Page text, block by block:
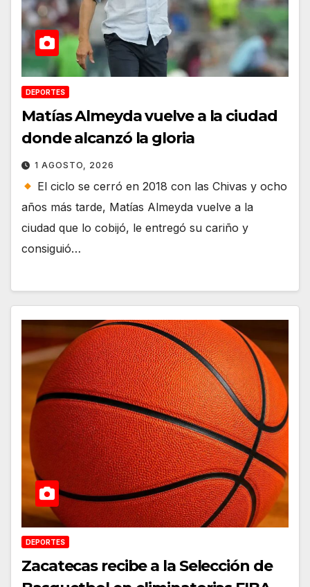
DEPORTES
Matías Almeyda vuelve a la ciudad
donde alcanzó la gloria
1 AGOSTO, 2026
El ciclo se cerró en 2018 con las Chivas y ocho
años más tarde, Matías Almeyda vuelve a la
ciudad que lo cobijó, le entregó su cariño y
consiguió…
DEPORTES
Zacatecas recibe a la Selección de